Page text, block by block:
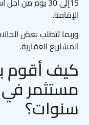
الإقامة.
وربما تتطلب بعض
المشاريع العقارية.
كيف أقوم
سنوات؟